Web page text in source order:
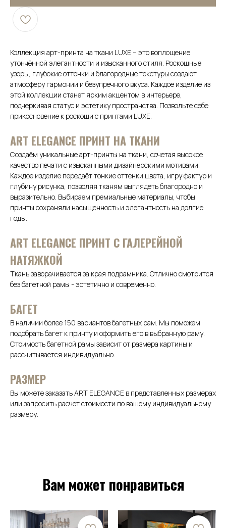
Коллекция арт-принта на ткани LUXE – это воплощение
утончённой элегантности и изысканного стиля. Роскошные
узоры, глубокие оттенки и благородные текстуры создают
атмосферу гармонии и безупречного вкуса. Каждое изделие из
этой коллекции станет ярким акцентом в интерьере,
подчеркивая статус и эстетику пространства. Позвольте себе
прикосновение к роскоши с принтами LUXE.
АRТ ELEGANCE ПРИНТ НА ТКАНИ
Создаём уникальные арт-принты на ткани, сочетая высокое
качество печати с изысканными дизайнерскими мотивами.
Каждое изделие передаёт тонкие оттенки цвета, игру фактур и
глубину рисунка, позволяя тканям выглядеть благородно и
выразительно. Выбираем премиальные материалы, чтобы
принты сохраняли насыщенность и элегантность на долгие
годы.
ART ELEGANCE ПРИНТ С ГАЛЕРЕЙНОЙ
НАТЯЖКОЙ
Ткань заворачивается за края подрамника. Отлично смотрится
без багетной рамы - эстетично и современно.
БАГЕТ
В наличии более 150 вариантов багетных рам. Мы поможем
подобрать багет к принту и оформить его в выбранную раму.
Стоимость багетной рамы зависит от размера картины и
рассчитывается индивидуально.
РАЗМЕР
Вы можете заказать ART ELEGANCE в представленных размерах
или запросить расчет стоимости по вашему индивидуальному
размеру.
Вам может понравиться